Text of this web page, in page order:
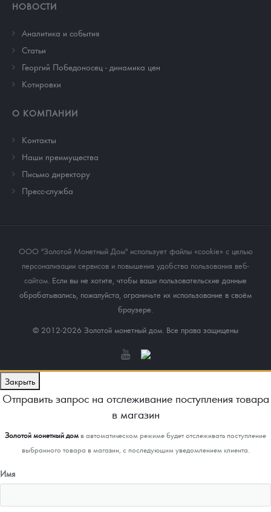
НОВОСТИ
Аналитика и события
Cтатьи
Георгий Победоносец - динамика цен
Котировки
О КОМПАНИИ
Контакты
Наши преимущества
Письмо директору
Пресс-служба
ООО "Золотой Монетный Дом" использует файлы «cookie» с целью
персонализации сервисов и повышения удобства пользования веб-
сайтом. Если вы не хотите, чтобы ваши пользовательские данные
обрабатывались, пожалуйста, ограничьте их использование в своём
браузере.
© 2012-2026 Золотой монетный дом. Все права защищены
Закрыть
Отправить запрос на отслеживание поступления товара
в магазин
Золотой монетный домв автоматическом режиме будет отслеживать поступление
выбранного товара в магазин, с последующим уведомлением клиента.
Имя